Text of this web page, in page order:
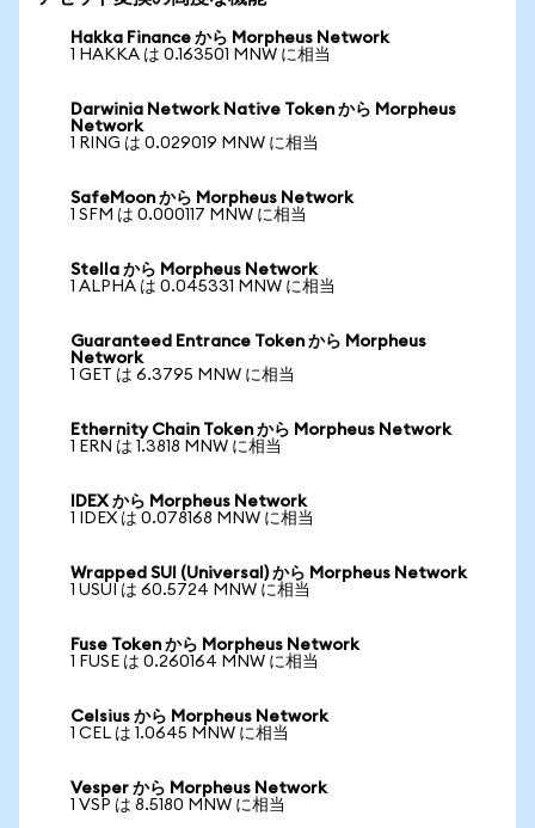
Hakka Finance から Morpheus Network
1 HAKKA は 0.163501 MNW に相当
Darwinia Network Native Token から Morpheus
Network
1 RING は 0.029019 MNW に相当
SafeMoon から Morpheus Network
1 SFM は 0.000117 MNW に相当
Stella から Morpheus Network
1 ALPHA は 0.045331 MNW に相当
Guaranteed Entrance Token から Morpheus
Network
1 GET は 6.3795 MNW に相当
Ethernity Chain Token から Morpheus Network
1 ERN は 1.3818 MNW に相当
IDEX から Morpheus Network
1 IDEX は 0.078168 MNW に相当
Wrapped SUI (Universal) から Morpheus Network
1 USUI は 60.5724 MNW に相当
Fuse Token から Morpheus Network
1 FUSE は 0.260164 MNW に相当
Celsius から Morpheus Network
1 CEL は 1.0645 MNW に相当
Vesper から Morpheus Network
1 VSP は 8.5180 MNW に相当